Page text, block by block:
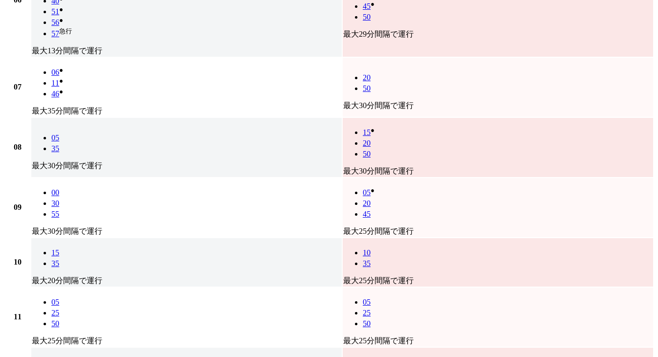
51 ●
56●
57急行
最大13分間隔で運行
45●
50
最大29分間隔で運行
07
06●
11 ●
46●
最大35分間隔で運行
20
50
最大30分間隔で運行
08
05
35
最大30分間隔で運行
15●
20
50
最大30分間隔で運行
09
00
30
55
最大30分間隔で運行
05●
20
45
最大25分間隔で運行
10
15
35
最大20分間隔で運行
10
35
最大25分間隔で運行
11
05
25
50
最大25分間隔で運行
05
25
50
最大25分間隔で運行